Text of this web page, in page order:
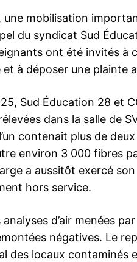
une mobilisation
du syndicat Sud
ont été invités à
à déposer une plainte
Sud Éducation 28 et
dans la salle de
contenait plus de
environ 3 000 fibres
a aussitôt exercé
hors service.
d’air menées
négatives. Le
des locaux contaminés